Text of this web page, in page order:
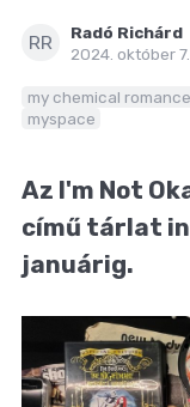
KULT
MÁSVILÁG
BLOG
RR
Radó Richárd
2024. október 7.
my chemical romance
myspace
Az I'm Not
című tárlat
januárig.